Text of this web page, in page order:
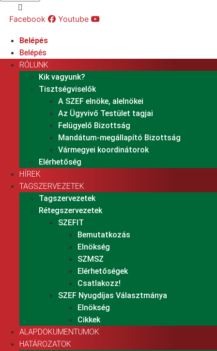
Facebook Youtube
Belépés
Belépés
RÓLUNK
Kik vagyunk?
Tisztségviselők
A SZEF elnöke, alelnökei
Az Ügyvivő Testület tagjai
Felügyelő Bizottság
Mandátum-megállapító Bizottság
Vármegyei koordinátorok
Elérhetőség
HÍREK
TAGSZERVEZETEK
Tagszervezetek
Rétegszervezetek
SZEFIT
Bemutatkozás
Elnökség
SZMSZ
Elérhetőségek
Csatlakozz!
SZEF Nyugdíjas Választmánya
Elnökség
Cikkek
ALAPDOKUMENTUMOK
HATÁROZATOK